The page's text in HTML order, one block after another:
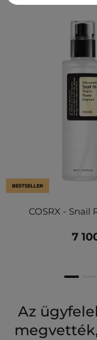
BESTSELLER
COSRX - Snail
7
Az